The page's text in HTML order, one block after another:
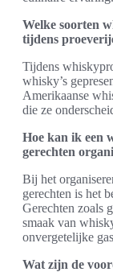
Welke soorten
tijdens
Tijdens
whisky’s
Amerikaanse
die ze
Hoe kan ik een
gerechten
Bij het
gerechten is het
Gerechten zoals
smaak van
onvergetelijke
Wat zijn de